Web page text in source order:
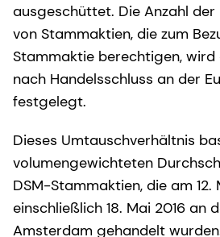
ausgeschüttet. Die Anzahl
von Stammaktien, die zum
Stammaktie berechtigen, wird
nach Handelsschluss an der
festgelegt.
Dieses Umtauschverhältnis
volumengewichteten
DSM-Stammaktien, die am 12.
einschließlich 18. Mai 2016 an
Amsterdam gehandelt